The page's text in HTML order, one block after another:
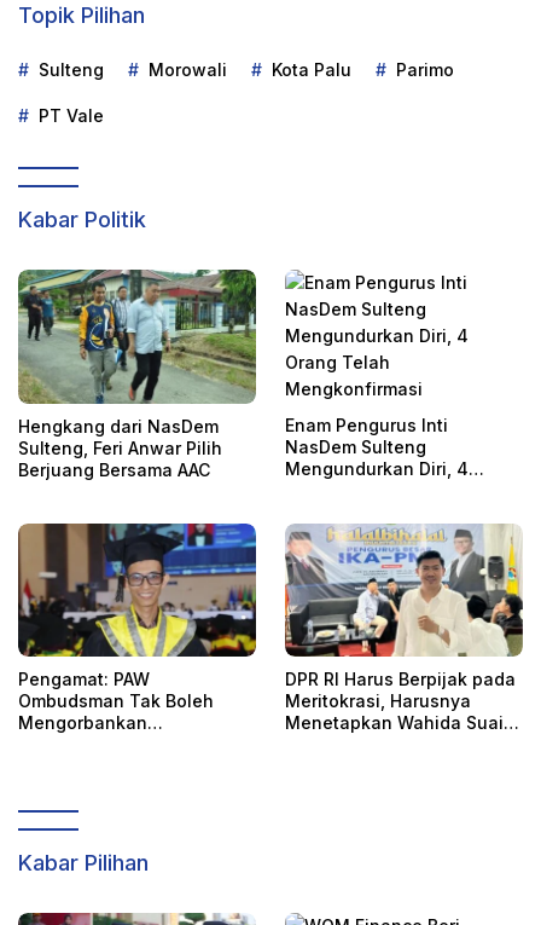
Topik Pilihan
Sulteng Morowali Kota Palu Parimo
PT Vale
Kabar Politik
Hengkang dari NasDem
Sulteng, Feri Anwar Pilih
Berjuang Bersama AAC
Enam Pengurus Inti
NasDem Sulteng
Mengundurkan Diri, 4
Pengamat: PAW
Ombudsman Tak Boleh
Mengorbankan
DPR RI Harus Berpijak pada
Meritokrasi, Harusnya
Menetapkan Wahida Suaib
Kabar Pilihan